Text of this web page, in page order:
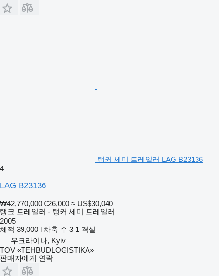
탱커 세미 트레일러 LAG B23136
4
LAG B23136
₩42,770,000 €26,000 ≈ US$30,040
탱크 트레일러 - 탱커 세미 트레일러
2005
체적 39,000 l 차축 수 3 1 격실
우크라이나, Kyiv
TOV «TEHBUDLOGISTIKA»
판매자에게 연락